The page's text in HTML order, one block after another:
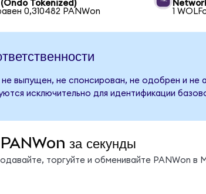
Tokenized)
0,310482 PANWon
1
выпущен, не спонсирован, не одобрен и
исключительно для идентификации
за секунды
торгуйте и обменивайте PANWon